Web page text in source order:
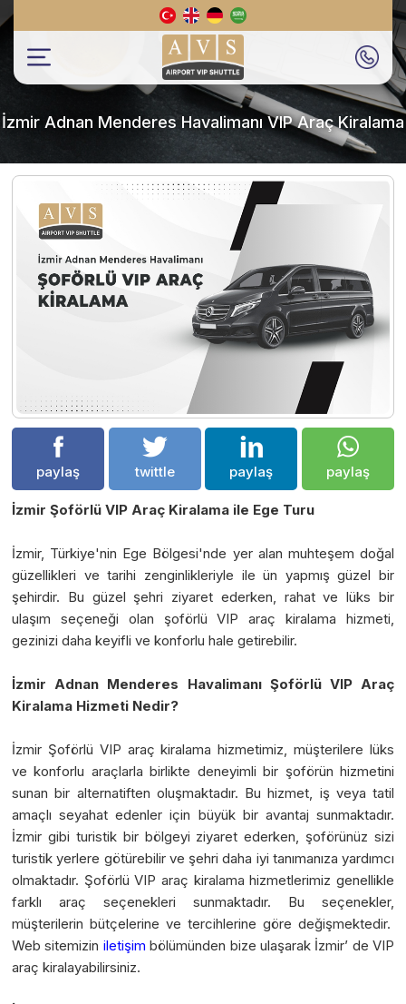
İzmir Adnan Menderes Havalimanı VIP Araç Kiralama
paylaş twittle paylaş paylaş
İzmir Şoförlü VIP Araç Kiralama ile Ege Turu
İzmir, Türkiye'nin Ege Bölgesi'nde yer alan muhteşem doğal
güzellikleri ve tarihi zenginlikleriyle ile ün yapmış güzel bir
şehirdir. Bu güzel şehri ziyaret ederken, rahat ve lüks bir
ulaşım seçeneği olan şoförlü VIP araç kiralama hizmeti,
gezinizi daha keyifli ve konforlu hale getirebilir.
İzmir Adnan Menderes Havalimanı Şoförlü VIP Araç
Kiralama Hizmeti Nedir?
İzmir Şoförlü VIP araç kiralama hizmetimiz, müşterilere lüks
ve konforlu araçlarla birlikte deneyimli bir şoförün hizmetini
sunan bir alternatiften oluşmaktadır. Bu hizmet, iş veya tatil
amaçlı seyahat edenler için büyük bir avantaj sunmaktadır.
İzmir gibi turistik bir bölgeyi ziyaret ederken, şoförünüz sizi
turistik yerlere götürebilir ve şehri daha iyi tanımanıza yardımcı
olmaktadır. Şoförlü VIP araç kiralama hizmetlerimiz genellikle
farklı araç seçenekleri sunmaktadır. Bu seçenekler,
müşterilerin bütçelerine ve tercihlerine göre değişmektedir.
Web sitemizin iletişim bölümünden bize ulaşarak İzmir’ de VIP
araç kiralayabilirsiniz.